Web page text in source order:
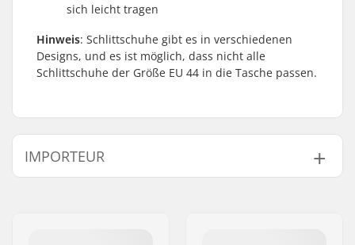
sich leicht tragen
Hinweis: Schlittschuhe gibt es in verschiedenen
Designs, und es ist möglich, dass nicht alle
Schlittschuhe der Größe EU 44 in die Tasche passen.
IMPORTEUR